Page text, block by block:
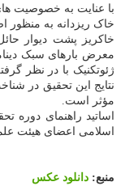
با عنایت به خصوصیت
خاک ریزدانه به منظور
خاکریز پشت دیوار
معرض بارهای سبک
ژئوتکنیک با در نظر
نتایج این تحقیق در
مؤثر است.
اساتید راهنمای دوره
اسلامی اعضای هیئت
منبع: دانلود عكس